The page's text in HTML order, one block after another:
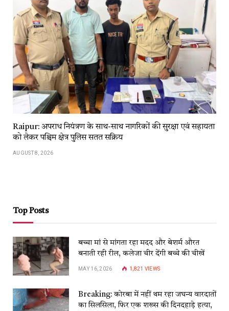
Raipur: अपराध नियंत्रण के साथ-साथ नागरिकों की सुरक्षा एवं सहायता
को लेकर पश्चिम क्षेत्र पुलिस सतत सक्रिय
AUGUST 8, 2026
Top Posts
बच्चा मां से मांगता रहा मदद और बेशर्म औरत
बनाती रही रील, कलेजा चीर देंगी बच्चे की चीखें
MAY 16, 2026 1,821 VIEWS
Breaking: कोरबा में नहीं थम रहा जघन्य वारदातों
का सिलसिला, फिर एक शख्स की दिनदहाड़े हत्या,